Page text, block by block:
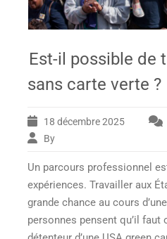
Est-il possible de
sans carte verte ?
18 décembre 2025
By
Un parcours professionnel
expériences. Travailler aux
grande chance au cours
personnes pensent qu’il